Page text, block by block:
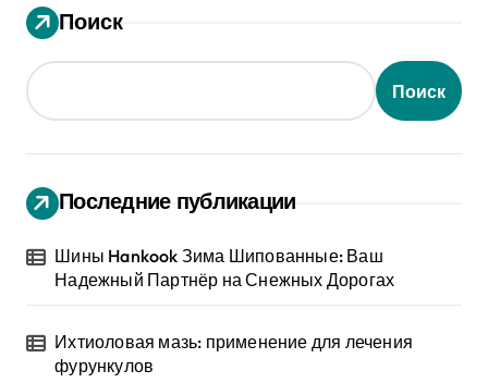
Поиск
Поиск
Последние публикации
Шины Hankook Зима Шипованные: Ваш
Надежный Партнёр на Снежных Дорогах
Ихтиоловая мазь: применение для лечения
фурункулов